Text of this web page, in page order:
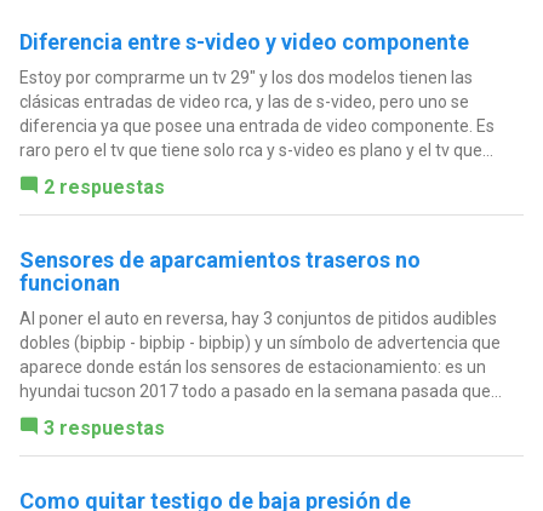
Diferencia entre s-video y video componente
Estoy por comprarme un tv 29" y los dos modelos tienen las
clásicas entradas de video rca, y las de s-video, pero uno se
diferencia ya que posee una entrada de video componente. Es
raro pero el tv que tiene solo rca y s-video es plano y el tv que...
2 respuestas
Sensores de aparcamientos traseros no
funcionan
Al poner el auto en reversa, hay 3 conjuntos de pitidos audibles
dobles (bipbip - bipbip - bipbip) y un símbolo de advertencia que
aparece donde están los sensores de estacionamiento: es un
hyundai tucson 2017 todo a pasado en la semana pasada que...
3 respuestas
Como quitar testigo de baja presión de